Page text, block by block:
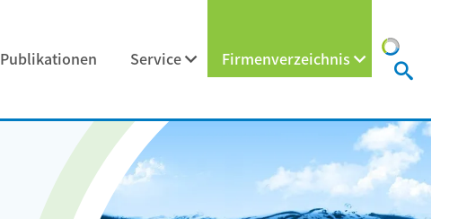
Publikationen Service Firmenverzeichnis